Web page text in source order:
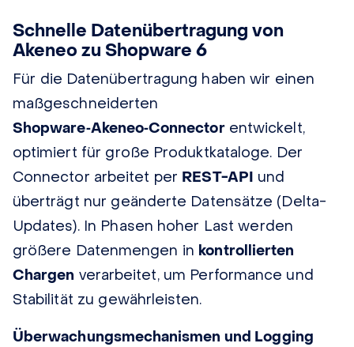
Schnelle Datenübertragung von
Akeneo zu Shopware 6
Für die Datenübertragung haben wir einen
maßgeschneiderten
Shopware‑Akeneo‑Connectorentwickelt,
optimiert für große Produktkataloge. Der
Connector arbeitet per REST-API und
überträgt nur geänderte Datensätze (Delta-
Updates). In Phasen hoher Last werden
größere Datenmengen in kontrollierten
Chargen verarbeitet, um Performance und
Stabilität zu gewährleisten.
Überwachungsmechanismen und Logging